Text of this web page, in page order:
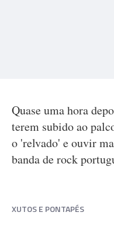
Quase uma hora
terem subido ao
o 'relvado' e ouvir
banda de rock
XUTOS E PONTAPÉS